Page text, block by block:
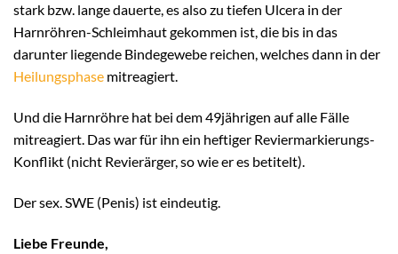
stark bzw. lange dauerte, es also zu tiefen Ulcera in der
Harnröhren-Schleimhaut gekommen ist, die bis in das
darunter liegende Bindegewebe reichen, welches dann in der
Heilungsphase mitreagiert.
Und die Harnröhre hat bei dem 49jährigen auf alle Fälle
mitreagiert. Das war für ihn ein heftiger Reviermarkierungs-
Konflikt (nicht Revierärger, so wie er es betitelt).
Der sex. SWE (Penis) ist eindeutig.
Liebe Freunde,